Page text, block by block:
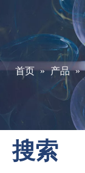
首页 » 产品 »
搜索